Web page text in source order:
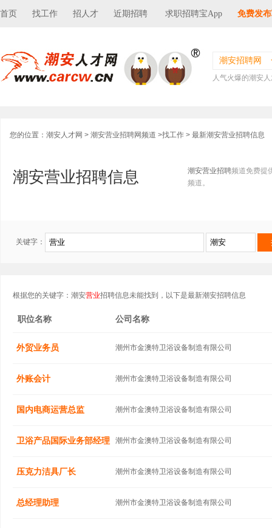
首页 找工作 招人才 近期招聘 求职招聘宝App 免费发
潮安招聘网
人气火爆的潮安
您的位置： 潮安人才网 > 潮安营业招聘网频道 >找工作 > 最新潮安营业招聘信息
潮安营业招聘信息 潮安营业招聘频道免费提
频道。
关键字：
根据您的关键字：潮安营业招聘信息未能找到，以下是最新潮安招聘信息
职位名称 公司名称
外贸业务员 潮州市金澳特卫浴设备制造有限公司
外账会计 潮州市金澳特卫浴设备制造有限公司
国内电商运营总监 潮州市金澳特卫浴设备制造有限公司
卫浴产品国际业务部经理 潮州市金澳特卫浴设备制造有限公司
压克力洁具厂长 潮州市金澳特卫浴设备制造有限公司
总经理助理 潮州市金澳特卫浴设备制造有限公司